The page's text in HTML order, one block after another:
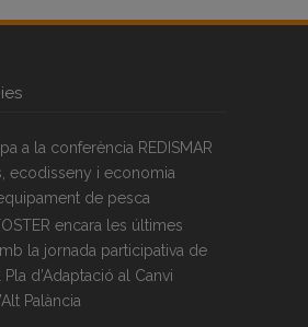
a la conferència REDISMAR
ecodisseny i economia
de pesca
encara les últimes
la jornada participativa de
d’Adaptació al Canvi
Palància